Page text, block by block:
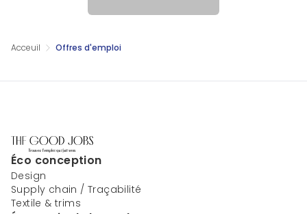
Acceuil Offres d'emploi
Éco conception
Design
Supply chain / Traçabilité
Textile & trims